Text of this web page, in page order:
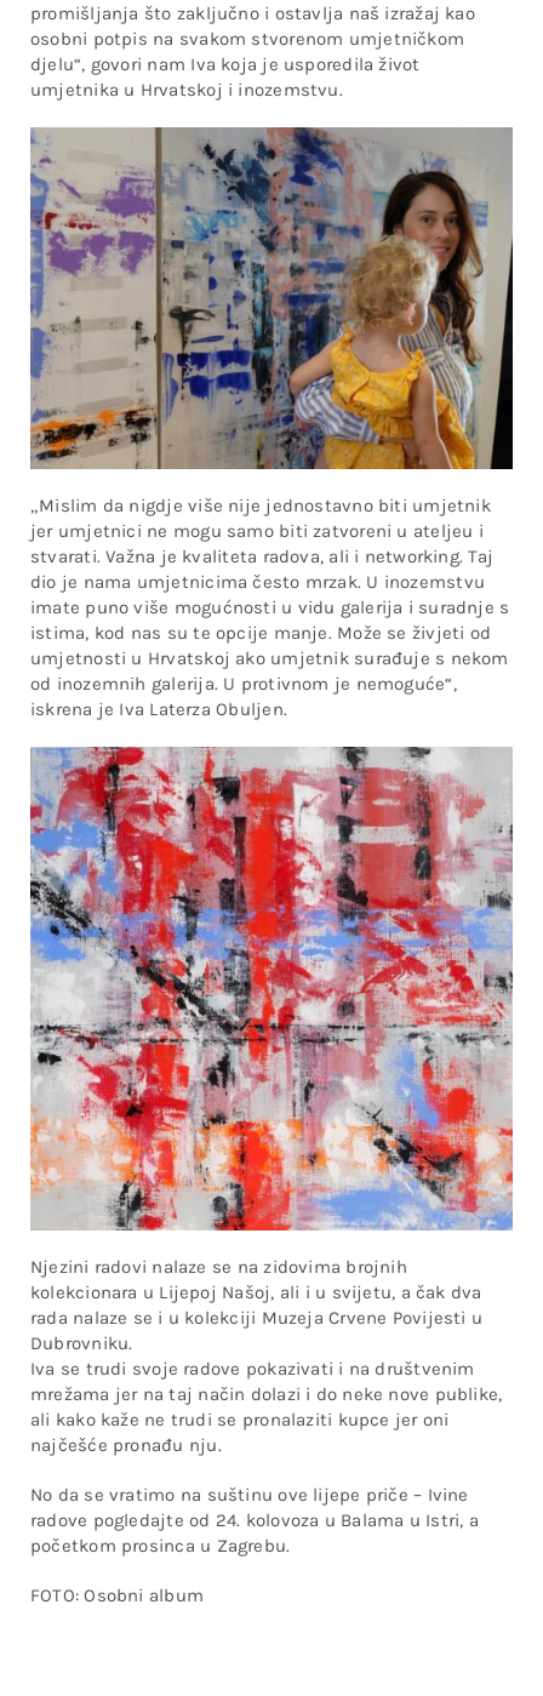
promišljanja što zaključno i ostavlja naš izražaj kao
osobni potpis na svakom stvorenom umjetničkom
djelu“, govori nam Iva koja je usporedila život
umjetnika u Hrvatskoj i inozemstvu.
„Mislim da nigdje više nije jednostavno biti umjetnik
jer umjetnici ne mogu samo biti zatvoreni u ateljeu i
stvarati. Važna je kvaliteta radova, ali i networking. Taj
dio je nama umjetnicima često mrzak. U inozemstvu
imate puno više mogućnosti u vidu galerija i suradnje s
istima, kod nas su te opcije manje. Može se živjeti od
umjetnosti u Hrvatskoj ako umjetnik surađuje s nekom
od inozemnih galerija. U protivnom je nemoguće“,
iskrena je Iva Laterza Obuljen.
Njezini radovi nalaze se na zidovima brojnih
kolekcionara u Lijepoj Našoj, ali i u svijetu, a čak dva
rada nalaze se i u kolekciji Muzeja Crvene Povijesti u
Dubrovniku.
Iva se trudi svoje radove pokazivati i na društvenim
mrežama jer na taj način dolazi i do neke nove publike,
ali kako kaže ne trudi se pronalaziti kupce jer oni
najčešće pronađu nju.
No da se vratimo na suštinu ove lijepe priče – Ivine
radove pogledajte od 24. kolovoza u Balama u Istri, a
početkom prosinca u Zagrebu.
FOTO: Osobni album